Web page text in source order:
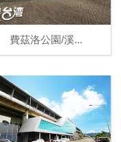
費茲洛公園/溪...